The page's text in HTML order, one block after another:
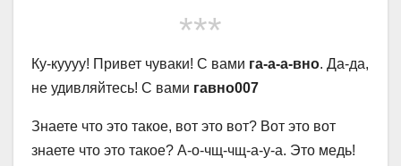
***
Ку-куууу! Привет чуваки! С вами га-а-а-вно. Да-да,
не удивляйтесь! С вами гавно007
Знаете что это такое, вот это вот? Вот это вот
знаете что это такое? А-о-чщ-чщ-а-у-а. Это медь!